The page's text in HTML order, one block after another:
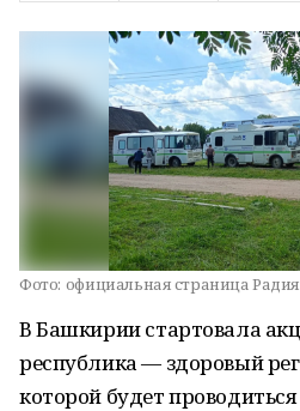
Фото: официальная страница
В Башкирии стартовала
республика — здоровый
которой будет